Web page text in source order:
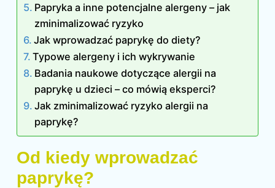
Papryka a inne potencjalne alergeny – jak
zminimalizować ryzyko
Jak wprowadzać paprykę do diety?
Typowe alergeny i ich wykrywanie
Badania naukowe dotyczące alergii na
paprykę u dzieci – co mówią eksperci?
Jak zminimalizować ryzyko alergii na
paprykę?
Od kiedy wprowadzać
paprykę?